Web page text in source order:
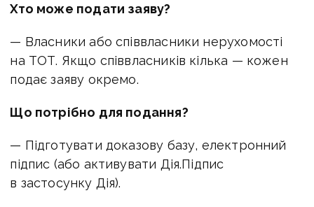
Хто може подати заяву?
— Власники або співвласники нерухомості
на ТОТ. Якщо співвласників кілька — кожен
подає заяву окремо.
Що потрібно для подання?
— Підготувати доказову базу, електронний
підпис (або активувати Дія.Підпис
в застосунку Дія).